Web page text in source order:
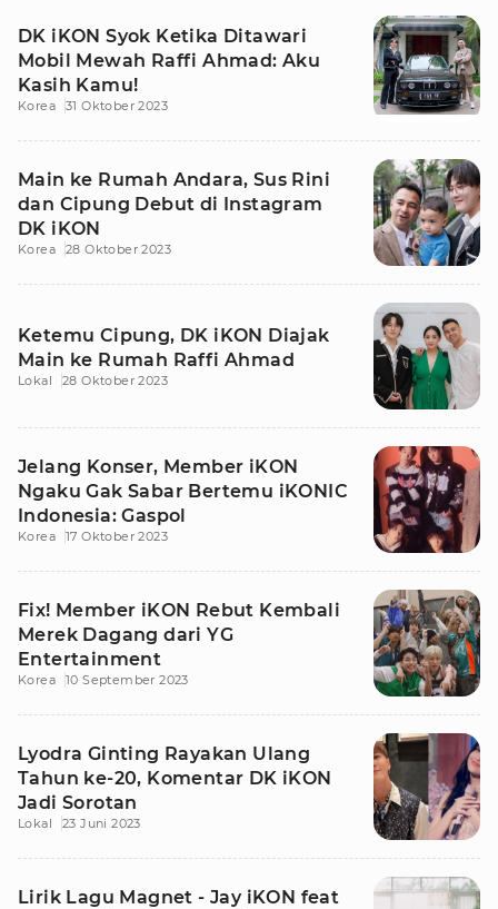
DK iKON Syok Ketika Ditawari
Mobil Mewah Raffi Ahmad: Aku
Kasih Kamu!
Korea 31 Oktober 2023
Main ke Rumah Andara, Sus Rini
dan Cipung Debut di Instagram
DK iKON
Korea 28 Oktober 2023
Ketemu Cipung, DK iKON Diajak
Main ke Rumah Raffi Ahmad
Lokal 28 Oktober 2023
Jelang Konser, Member iKON
Ngaku Gak Sabar Bertemu iKONIC
Indonesia: Gaspol
Korea 17 Oktober 2023
Fix! Member iKON Rebut Kembali
Merek Dagang dari YG
Entertainment
Korea 10 September 2023
Lyodra Ginting Rayakan Ulang
Tahun ke-20, Komentar DK iKON
Jadi Sorotan
Lokal 23 Juni 2023
Lirik Lagu Magnet - Jay iKON feat